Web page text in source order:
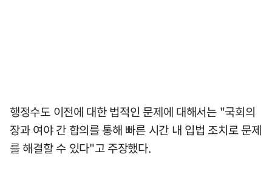
행정수도 이전에 대한 법적인 문제에 대해서는 "국회의
장과 여야 간 합의를 통해 빠른 시간 내 입법 조치로 문제
를 해결할 수 있다"고 주장했다.